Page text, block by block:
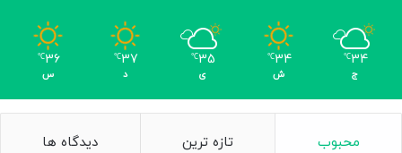
34
℃
ج
34
℃
ش
35
℃
ی
37
℃
د
36
℃
س
محبوب تازه ترین دیدگاه ها